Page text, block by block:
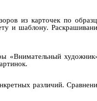
из карточек по
и шаблону.
«Внимательный
различий.